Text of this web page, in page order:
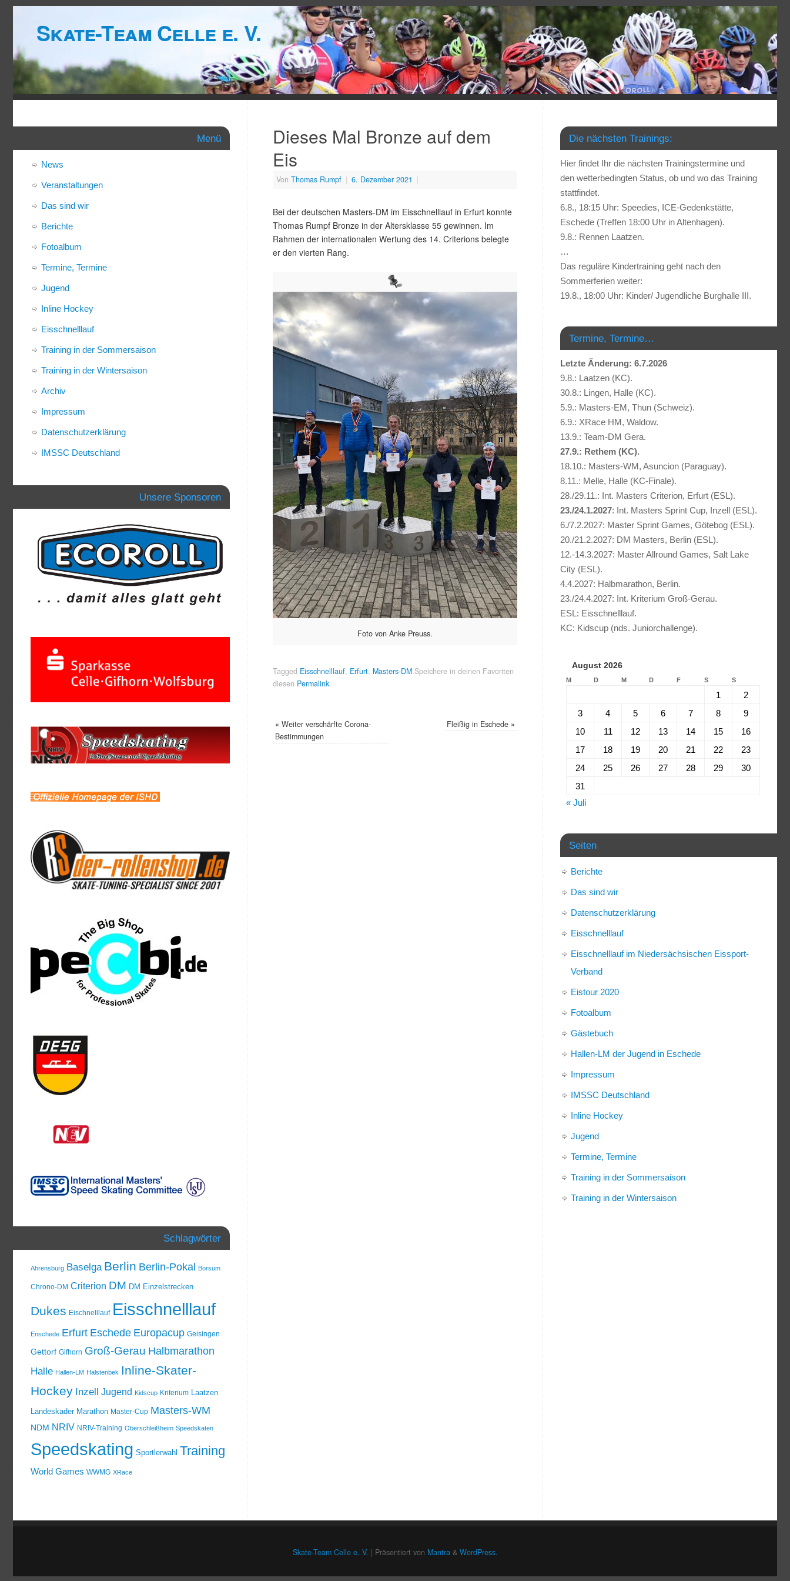
Skate-Team Celle e. V.
Dieses Mal Bronze auf dem
Eis
Von Thomas Rumpf | 6. Dezember 2021 |
Bei der deutschen Masters-DM im Eisschnelllauf in Erfurt konnte
Thomas Rumpf Bronze in der Altersklasse 55 gewinnen. Im
Rahmen der internationalen Wertung des 14. Criterions belegte
er den vierten Rang.
Foto von Anke Preuss.
Tagged Eisschnelllauf, Erfurt, Masters-DM.Speichere in deinen Favoriten
diesen Permalink.
« Weiter verschärfte Corona-
Bestimmungen
Fleißig in Eschede »
Menü
News
Veranstaltungen
Das sind wir
Berichte
Fotoalbum
Termine, Termine
Jugend
Inline Hockey
Eisschnelllauf
Training in der Sommersaison
Training in der Wintersaison
Archiv
Impressum
Datenschutzerklärung
IMSSC Deutschland
Unsere Sponsoren
Schlagwörter
Ahrensburg Baselga Berlin Berlin-Pokal Borsum
Chrono-DM Criterion DM DM Einzelstrecken
Dukes Eischnelllauf Eisschnelllauf
Enschede Erfurt Eschede Europacup Geisingen
Gettorf Gifhorn Groß-Gerau Halbmarathon
Halle Hallen-LM Halstenbek Inline-Skater-
Hockey Inzell Jugend Kidscup Kriterium Laatzen
Landeskader Marathon Master-Cup Masters-WM
NDM NRIV NRIV-Training Oberschleißheim Speedskaten
Speedskating Sportlerwahl Training
World Games WWMG XRace
Die nächsten Trainings:
Hier findet Ihr die nächsten Trainingstermine und
den wetterbedingten Status, ob und wo das Training
stattfindet.
6.8., 18:15 Uhr: Speedies, ICE-Gedenkstätte,
Eschede (Treffen 18:00 Uhr in Altenhagen).
9.8.: Rennen Laatzen.
…
Das reguläre Kindertraining geht nach den
Sommerferien weiter:
19.8., 18:00 Uhr: Kinder/ Jugendliche Burghalle III.
Termine, Termine…
Letzte Änderung: 6.7.2026
9.8.: Laatzen (KC).
30.8.: Lingen, Halle (KC).
5.9.: Masters-EM, Thun (Schweiz).
6.9.: XRace HM, Waldow.
13.9.: Team-DM Gera.
27.9.: Rethem (KC).
18.10.: Masters-WM, Asuncion (Paraguay).
8.11.: Melle, Halle (KC-Finale).
28./29.11.: Int. Masters Criterion, Erfurt (ESL).
23./24.1.2027: Int. Masters Sprint Cup, Inzell (ESL).
6./7.2.2027: Master Sprint Games, Götebog (ESL).
20./21.2.2027: DM Masters, Berlin (ESL).
12.-14.3.2027: Master Allround Games, Salt Lake
City (ESL).
4.4.2027: Halbmarathon, Berlin.
23./24.4.2027: Int. Kriterium Groß-Gerau.
ESL: Eisschnelllauf.
KC: Kidscup (nds. Juniorchallenge).
August 2026
M D M D F S S
1
2
3
4 5 6 7 8
9
10
11 12 13 14 15
16
17
18 19 20 21 22
23
24
25 26 27 28 29
30
31
« Juli
Seiten
Berichte
Das sind wir
Datenschutzerklärung
Eisschnelllauf
Eisschnelllauf im Niedersächsischen Eissport-
Verband
Eistour 2020
Fotoalbum
Gästebuch
Hallen-LM der Jugend in Eschede
Impressum
IMSSC Deutschland
Inline Hockey
Jugend
Termine, Termine
Training in der Sommersaison
Training in der Wintersaison
Skate-Team Celle e. V. | Präsentiert von Mantra& WordPress.